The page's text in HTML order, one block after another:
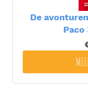
De